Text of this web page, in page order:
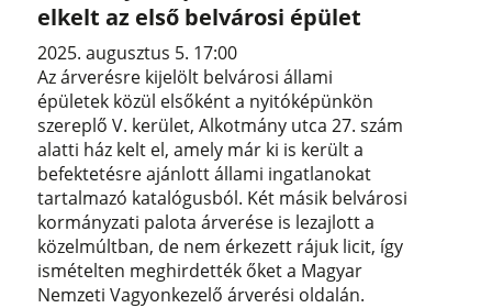
elkelt az első belvárosi épület
2025. augusztus 5. 17:00
Az árverésre kijelölt belvárosi állami
épületek közül elsőként a nyitóképünkön
szereplő V. kerület, Alkotmány utca 27. szám
alatti ház kelt el, amely már ki is került a
befektetésre ajánlott állami ingatlanokat
tartalmazó katalógusból. Két másik belvárosi
kormányzati palota árverése is lezajlott a
közelmúltban, de nem érkezett rájuk licit, így
ismételten meghirdették őket a Magyar
Nemzeti Vagyonkezelő árverési oldalán.